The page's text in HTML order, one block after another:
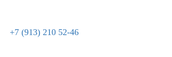
+7 (913) 210 52-46